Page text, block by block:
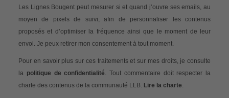
Les Lignes Bougent peut mesurer si et quand j’ouvre ses emails, au
moyen de pixels de suivi, afin de personnaliser les contenus
proposés et d’optimiser la fréquence ainsi que le moment de leur
envoi. Je peux retirer mon consentement à tout moment.
Pour en savoir plus sur ces traitements et sur mes droits, je consulte
la politique de confidentialité. Tout commentaire doit respecter la
charte des contenus de la communauté LLB. Lire la charte.